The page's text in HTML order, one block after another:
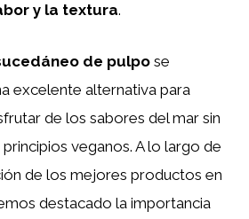
y la textura.
de pulpo se
excelente alternativa para
de los sabores del mar sin
veganos. A lo largo de
de los mejores productos en
destacado la importancia